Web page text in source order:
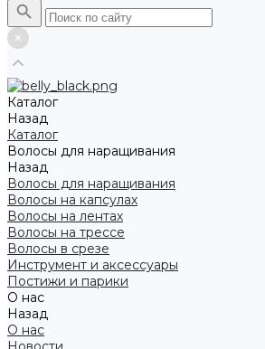
Каталог
Назад
Каталог
Волосы для наращивания
Назад
Волосы для наращивания
Волосы на капсулах
Волосы на лентах
Волосы на трессе
Волосы в срезе
Инструмент и аксессуары
Постижи и парики
О нас
Назад
О нас